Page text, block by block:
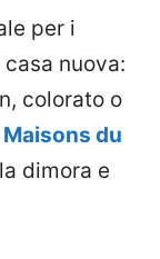
per i
nuova:
colorato o
du
dimora e